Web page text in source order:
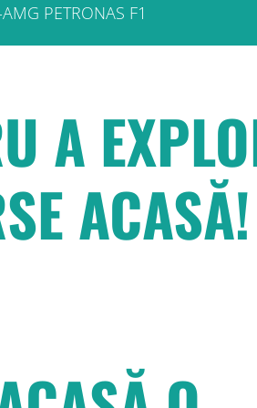
PETRONAS F1
A
ACASĂ!